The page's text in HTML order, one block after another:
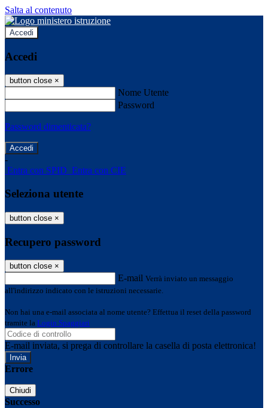
Salta al contenuto
Accedi
Accedi
button close ×
Nome Utente
Password
Password dimenticata?
-
Entra con SPID Entra con CIE
Seleziona utente
button close ×
Recupero password
button close ×
E-mail Verrà inviato un messaggio
all'indirizzo indicato con le istruzioni necessarie.
Non hai una e-mail associata al nome utente? Effettua il reset della password
tramite la Login Spaggiari
E-mail inviata, si prega di controllare la casella di posta elettronica!
Errore
Chiudi
Successo